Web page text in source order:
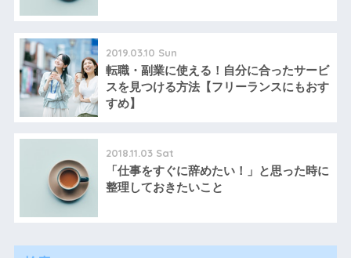
2019.03.10 Sun
転職・副業に使える！自分に合ったサービ
スを見つける方法【フリーランスにもおす
すめ】
2018.11.03 Sat
「仕事をすぐに辞めたい！」と思った時に
整理しておきたいこと